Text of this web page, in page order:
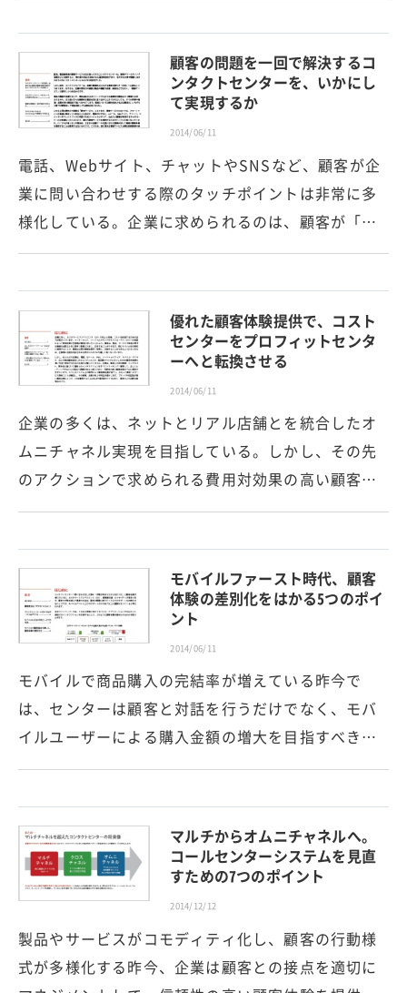
顧客の問題を一回で解決するコ
ンタクトセンターを、いかにし
て実現するか
2014/06/11
電話、Webサイト、チャットやSNSなど、顧客が企
業に問い合わせする際のタッチポイントは非常に多
様化している。企業に求められるのは、顧客が「…
優れた顧客体験提供で、コスト
センターをプロフィットセンタ
ーへと転換させる
2014/06/11
企業の多くは、ネットとリアル店舗とを統合したオ
ムニチャネル実現を目指している。しかし、その先
のアクションで求められる費用対効果の高い顧客…
モバイルファースト時代、顧客
体験の差別化をはかる5つのポイ
ント
2014/06/11
モバイルで商品購入の完結率が増えている昨今で
は、センターは顧客と対話を行うだけでなく、モバ
イルユーザーによる購入金額の増大を目指すべき…
マルチからオムニチャネルへ。
コールセンターシステムを見直
すための7つのポイント
2014/12/12
製品やサービスがコモディティ化し、顧客の行動様
式が多様化する昨今、企業は顧客との接点を適切に